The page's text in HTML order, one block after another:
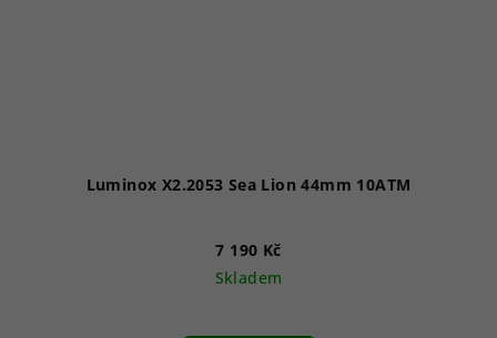
Luminox X2.2053 Sea Lion 44mm 10ATM
7 190 Kč
Skladem